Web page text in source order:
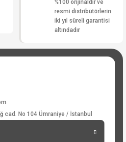
%100 orijinaldir ve
resmi distribütörlerin
iki yıl süreli garantisi
altındadır
cad. No 104 Ümraniye / İstanbul